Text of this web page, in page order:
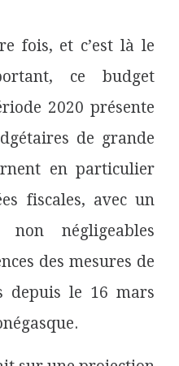
fois, et c’est là le
ce budget
2020 présente
de grande
en particulier
fiscales, avec un
négligeables
des mesures de
depuis le 16 mars